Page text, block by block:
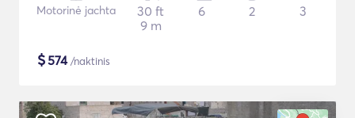
Motorinė jachta
30 ft
9 m
6 2 3
$574/naktinis